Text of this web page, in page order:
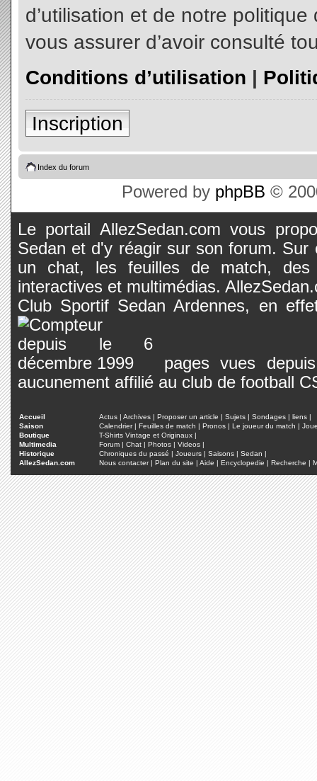
d’utilisation et de notre
vous assurer d’avoir consulté
Conditions d’utilisation |
Inscription
Index du forum
Powered by phpBB ©
Le portail AllezSedan.com vous
Sedan et d'y réagir sur son forum.
un chat, les feuilles de match, des
interactives et multimédias.
Club Sportif Sedan Ardennes, en
pages vues
aucunement affilié au club de football
Accueil Actus | Archives | Proposer un article | Sujets | Sondages | liens |
Saison
Calendrier| Feuilles de match | Pronos | Le joueur du match |
Boutique
T-Shirts Vintage et Originaux |
Multimedia
Forum | Chat | Photos | Videos |
Historique
Chroniques du passé | Joueurs | Saisons | Sedan |
AllezSedan.com
Nous contacter| Plan du site | Aide | Encyclopedie | Recherche |